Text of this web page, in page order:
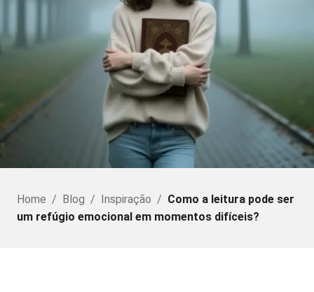
Home / Blog / Inspiração / Como a leitura pode ser
um refúgio emocional em momentos difíceis?